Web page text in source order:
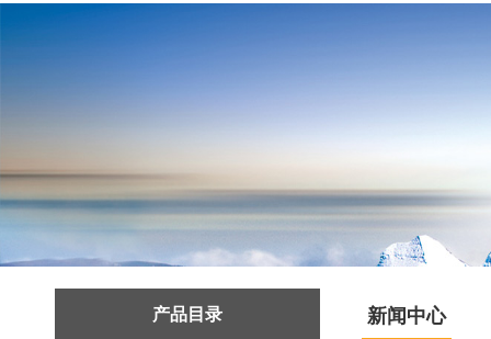
产品目录 新闻中心